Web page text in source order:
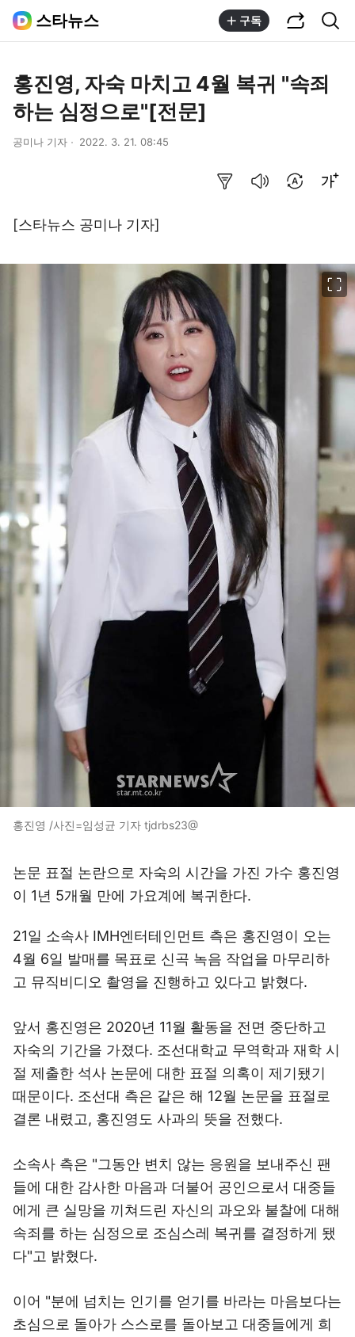
스타뉴스 구독
홍진영, 자숙 마치고 4월 복귀 "속죄
하는 심정으로"[전문]
공미나 기자 2022. 3. 21. 08:45
[스타뉴스 공미나 기자]
홍진영 /사진=임성균 기자 tjdrbs23@
논문 표절 논란으로 자숙의 시간을 가진 가수 홍진영
이 1년 5개월 만에 가요계에 복귀한다.
21일 소속사 IMH엔터테인먼트 측은 홍진영이 오는
4월 6일 발매를 목표로 신곡 녹음 작업을 마무리하
고 뮤직비디오 촬영을 진행하고 있다고 밝혔다.
앞서 홍진영은 2020년 11월 활동을 전면 중단하고
자숙의 기간을 가졌다. 조선대학교 무역학과 재학 시
절 제출한 석사 논문에 대한 표절 의혹이 제기됐기
때문이다. 조선대 측은 같은 해 12월 논문을 표절로
결론 내렸고, 홍진영도 사과의 뜻을 전했다.
소속사 측은 "그동안 변치 않는 응원을 보내주신 팬
들에 대한 감사한 마음과 더불어 공인으로서 대중들
에게 큰 실망을 끼쳐드린 자신의 과오와 불찰에 대해
속죄를 하는 심정으로 조심스레 복귀를 결정하게 됐
다"고 밝혔다.
이어 "분에 넘치는 인기를 얻기를 바라는 마음보다는
초심으로 돌아가 스스로를 돌아보고 대중들에게 희